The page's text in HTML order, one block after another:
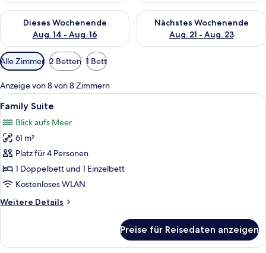
Dieses Wochenende
Aug. 14 - Aug. 16
Überprüfe die Verfügbarkeit für dieses Wochenende, Aug. 14
Nächstes Wochenende
Aug. 21 - Aug. 23
Überprüfe die Verfügbarkeit
Verfügbare
Filter
für
Zimmer
Alle Zimmer 2 Betten 1 Bett
Anzeige von 8 von 8 Zimmern
Alle
Fotos
für
Family
Suite
anzeigen
Ein Hotelzimmer mit Bett,
6
Family Suite
Blick aufs Meer
61 m²
Platz für 4 Personen
1 Doppelbett und 1 Einzelbett
Kostenloses WLAN
Weitere Details
Weitere
Suite
Preise für Reisedaten anzeigen